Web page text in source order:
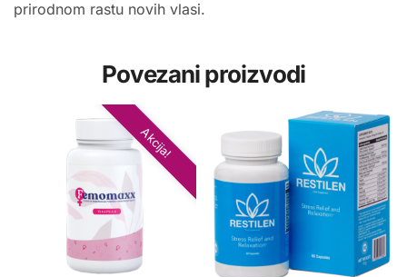
prirodnom rastu novih vlasi.
Povezani proizvodi
Akcija!